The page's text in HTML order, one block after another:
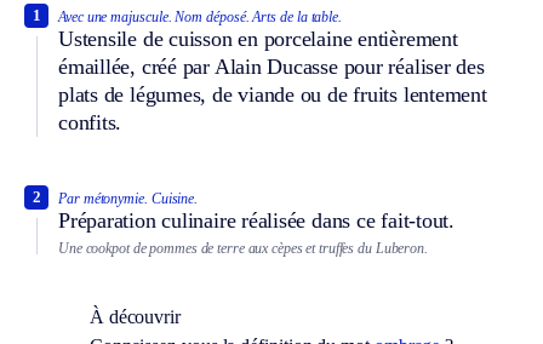
Avec une majuscule. Nom déposé. Arts de la table.
Ustensile de cuisson en porcelaine entièrement
émaillée, créé par Alain Ducasse pour réaliser des
plats de légumes, de viande ou de fruits lentement
confits.
1
Par métonymie. Cuisine.
Préparation culinaire réalisée dans ce fait-tout.
2
Une cookpot de pommes de terre aux cèpes et truffes du Luberon.
À découvrir